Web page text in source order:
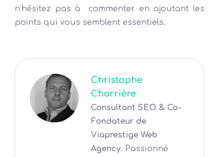
n’hésitez pas à commenter en ajoutant les
points qui vous semblent essentiels.
Christophe
Charrière
Consultant SEO & Co-
Fondateur de
Viaprestige Web
Agency. Passionné